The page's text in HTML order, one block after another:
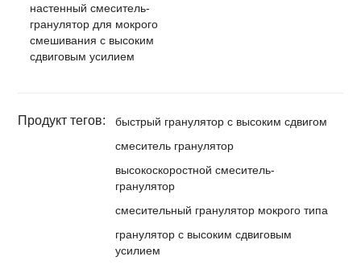
настенный смеситель-
гранулятор для мокрого
смешивания с высоким
сдвиговым усилием
Продукт тегов:
быстрый гранулятор с высоким сдвигом
смеситель гранулятор
высокоскоростной смеситель-
гранулятор
смесительный гранулятор мокрого типа
гранулятор с высоким сдвиговым
усилием